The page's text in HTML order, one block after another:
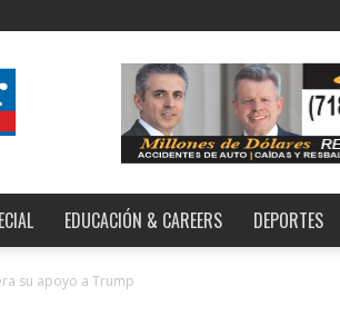
EDUCACIÓN & CAREERS DEPORTES
su apoyo a Trump